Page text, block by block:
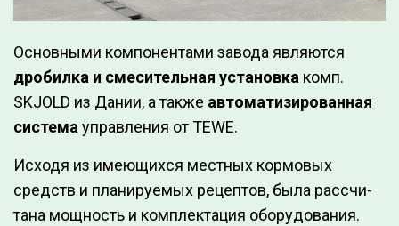
Основными компонентами завода являются
дробилка и смесительная установка комп.
SKJOLD из Дании, а также авто­матизиро­ванная
системаупра­вления от TEWE.
Исходя из имеющихся местных кор­мовых
средств и плани­руемых рецептов, была рассчи­
тана мощность и комплектация оборудо­вания.